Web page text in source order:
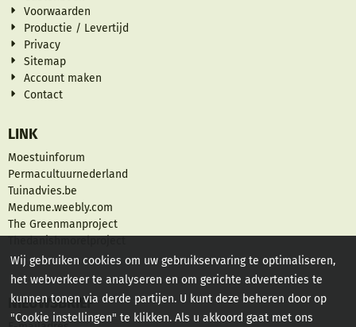
Voorwaarden
Productie / Levertijd
Privacy
Sitemap
Account maken
Contact
LINK
Moestuinforum
Permacultuurnederland
Tuinadvies.be
Medume.weebly.com
The Greenmanproject
NIEUWSBRIEF
Wij gebruiken cookies om uw gebruikservaring te optimaliseren,
het webverkeer te analyseren en om gerichte advertenties te
kunnen tonen via derde partijen. U kunt deze beheren door op
"Cookie instellingen" te klikken. Als u akkoord gaat met ons